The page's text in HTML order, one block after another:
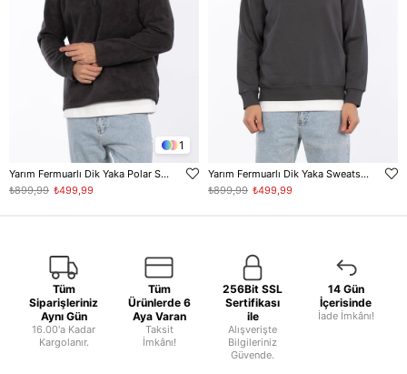
1
Yarım Fermuarlı Dik Yaka Polar Sweatshirt - Antrasit
₺499,99
₺899,99
Yarım Fermuarlı Dik Yaka Sweatshirt - Antrasit
₺499,99
₺899,99
Tüm
Siparişleriniz
Aynı Gün
16.00'a Kadar
Kargolanır.
Tüm
Ürünlerde 6
Aya Varan
Taksit
İmkânı!
256Bit SSL
Sertifikası
ile
Alışverişte
Bilgileriniz
Güvende.
14 Gün
İçerisinde
İade İmkânı!